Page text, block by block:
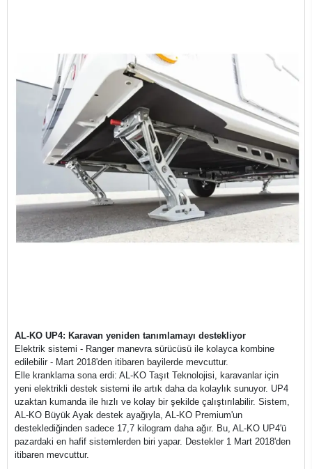
AL-KO UP4: Karavan yeniden tanımlamayı destekliyor
Elektrik sistemi - Ranger manevra sürücüsü ile kolayca kombine
edilebilir - Mart 2018'den itibaren bayilerde mevcuttur.
Elle kranklama sona erdi: AL-KO Taşıt Teknolojisi, karavanlar için
yeni elektrikli destek sistemi ile artık daha da kolaylık sunuyor. UP4
uzaktan kumanda ile hızlı ve kolay bir şekilde çalıştırılabilir. Sistem,
AL-KO Büyük Ayak destek ayağıyla, AL-KO Premium'un
desteklediğinden sadece 17,7 kilogram daha ağır. Bu, AL-KO UP4'ü
pazardaki en hafif sistemlerden biri yapar. Destekler 1 Mart 2018'den
itibaren mevcuttur.